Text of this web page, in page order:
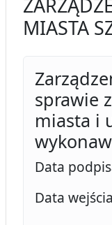
MIASTA
sprawie
miasta i
Data
Data